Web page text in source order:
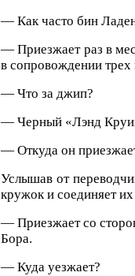
— Как часто бин
— Приезжает раз в
в сопровождении
— Что за джип?
— Черный «Лэнд
— Откуда он
Услышав от
кружок и соединяет
— Приезжает со
Бора.
— Куда уезжает?